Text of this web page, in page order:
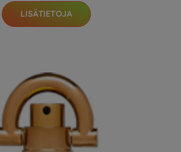
LISÄTIETOJA